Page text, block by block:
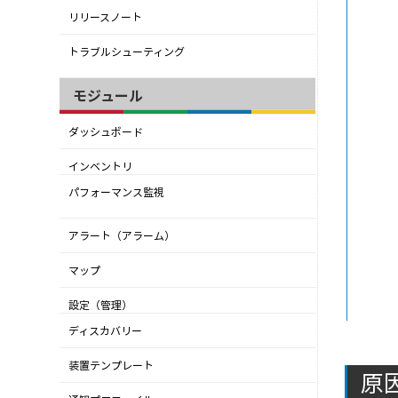
リリースノート
トラブルシューティング
モジュール
ダッシュボード
インベントリ
パフォーマンス監視
アラート（アラーム）
マップ
設定（管理）
ディスカバリー
装置テンプレート 原